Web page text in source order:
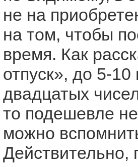
не на
на том, чтобы
время. Как
отпуск», до 5-
двадцатых
то подешевле не
можно
Действительно,